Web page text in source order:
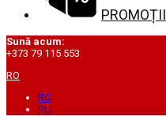
PROMOȚII
Sună acum:
+373 79 115 553
RO
RO
RU